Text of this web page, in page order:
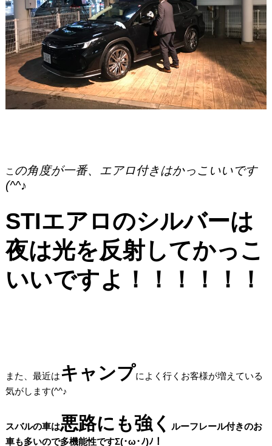
こ の角度が一番、エアロ付きはかっこいいです
(^^♪
STIエアロのシルバーは
夜は光を反射してかっこ
いいですよ！！！！！！
また、最近はキャンプによく行くお客様が増えている
気がします(^^♪
スバルの車は悪路にも強く
ルーフレール付きのお
車も多いので多機能性ですΣ(･ω･ﾉ)ﾉ！